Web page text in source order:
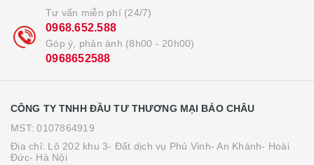
Tư vấn miễn phí (24/7)
0968.652.588
Góp ý, phản ánh (8h00 - 20h00)
0968652588
CÔNG TY TNHH ĐẦU TƯ THƯƠNG MẠI BẢO CHÂU
MST: 0107864919
Địa chỉ: Lô 202 khu 3- Đất dịch vụ Phú Vinh- An Khánh- Hoài
Đức- Hà Nội